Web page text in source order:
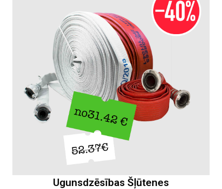
Ugunsdzēsības Šļūtenes